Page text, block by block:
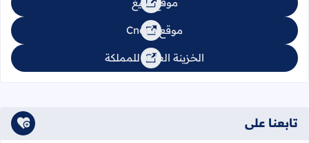
موقع Cnops
الخزينة العامة للمملكة
تابعنا على